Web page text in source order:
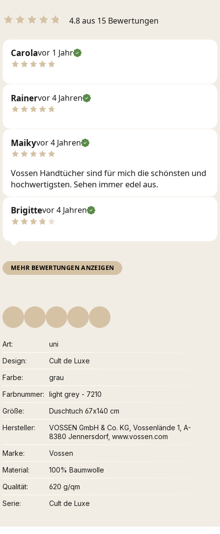
4.8 aus 15 Bewertungen
Carolavor 1 Jahr
Rainervor 4 Jahren
Maikyvor 4 Jahren
Vossen Handtücher sind für mich die schönsten und
hochwertigsten. Sehen immer edel aus.
Brigittevor 4 Jahren
MEHR BEWERTUNGEN ANZEIGEN
Art
uni
Design
Cult de Luxe
Farbe
grau
Farbnummer
light grey - 7210
Größe
Duschtuch 67x140 cm
Hersteller
VOSSEN GmbH & Co. KG, Vossenlände 1, A-
8380 Jennersdorf, www.vossen.com
Marke
Vossen
Material
100% Baumwolle
Qualität
620 g/qm
Serie
Cult de Luxe